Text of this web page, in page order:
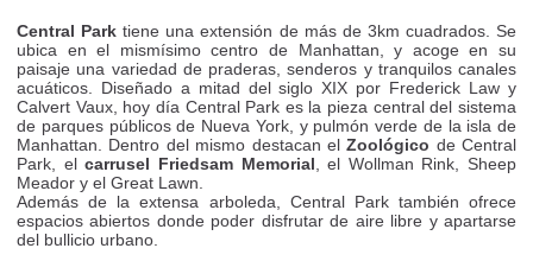
Central Park tiene una extensión de más de 3km cuadrados. Se
ubica en el mismísimo centro de Manhattan, y acoge en su
paisaje una variedad de praderas, senderos y tranquilos canales
acuáticos. Diseñado a mitad del siglo XIX por Frederick Law y
Calvert Vaux, hoy día Central Park es la pieza central del sistema
de parques públicos de Nueva York, y pulmón verde de la isla de
Manhattan. Dentro del mismo destacan elZoológico de Central
Park, elcarrusel Friedsam Memorial , el Wollman Rink, Sheep
Meador y el Great Lawn.
Además de la extensa arboleda, Central Park también ofrece
espacios abiertos donde poder disfrutar de aire libre y apartarse
del bullicio urbano.